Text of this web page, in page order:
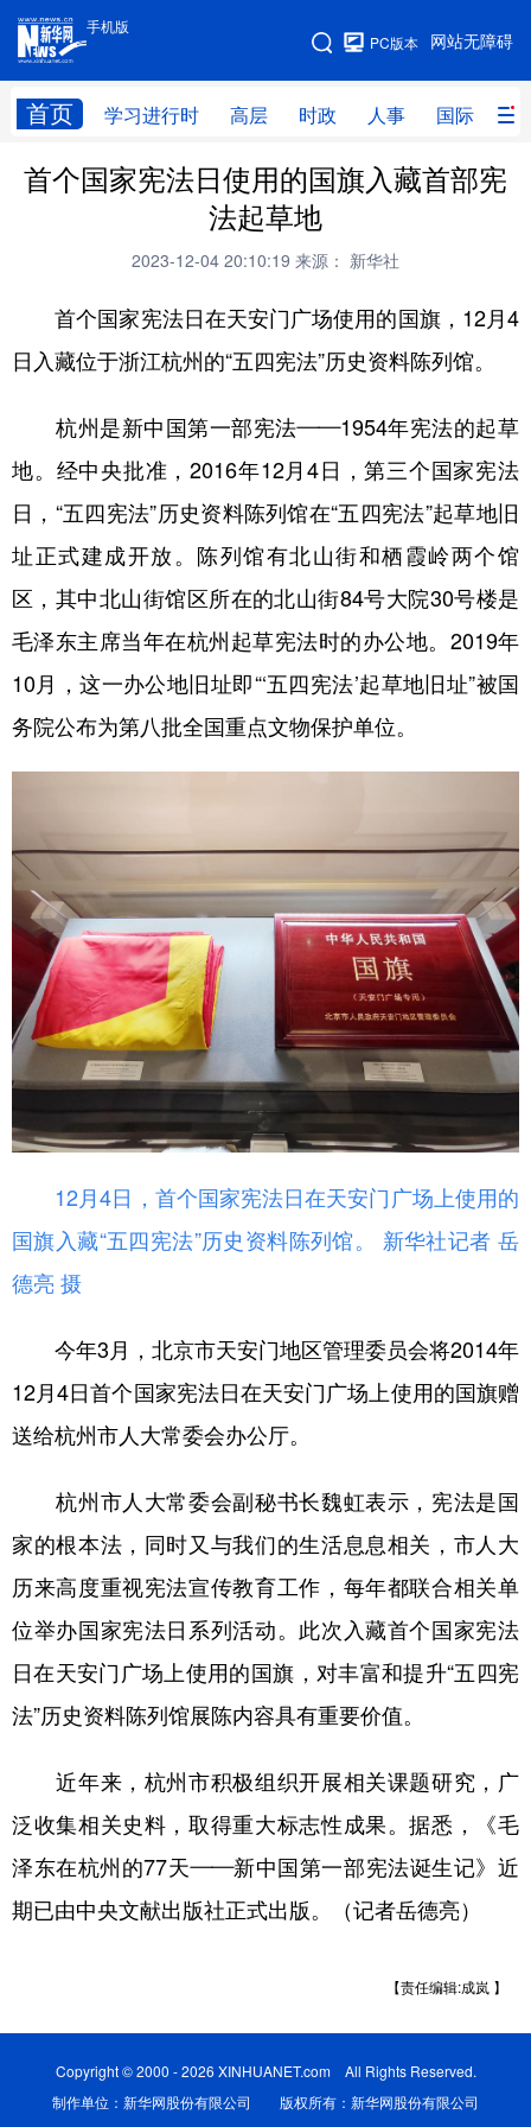
手机版
网站无障碍
PC版本
首页 学习进行时 高层 时政 人事 国际 财
手机版
网站地图
学习进行时 高层 时政 人事
财经 网评
科技 科创 量子 体育
文化 书画 军事
访谈 视频 图片 政务
法律 中央文件 金融 汽车
食品 人居 信息化 数字经济
彩票 娱乐 时尚 悦读
公益 一带一路 亚太网
文化产业
地方频道
北京 天津 河北 山西
辽宁 吉林 上海 江苏
浙江 安徽 福建 江西
山东 河南
广东 广西 海南 重庆
多语种频道
English Español Français عربى
Deutsch Português
首个国家宪法日使用的国旗入藏首部宪
法起草地
2023-12-04 20:10:19 来源： 新华社
首个国家宪法日在天安门广场使用的国旗，12月4
日入藏位于浙江杭州的“五四宪法”历史资料陈列馆。
杭州是新中国第一部宪法——1954年宪法的起草
地。经中央批准，2016年12月4日，第三个国家宪法
日，“五四宪法”历史资料陈列馆在“五四宪法”起草地旧
址正式建成开放。陈列馆有北山街和栖霞岭两个馆
区，其中北山街馆区所在的北山街84号大院30号楼是
毛泽东主席当年在杭州起草宪法时的办公地。2019年
10月，这一办公地旧址即“‘五四宪法’起草地旧址”被国
务院公布为第八批全国重点文物保护单位。
12月4日，首个国家宪法日在天安门广场上使用的
国旗入藏“五四宪法”历史资料陈列馆。 新华社记者 岳
德亮 摄
今年3月，北京市天安门地区管理委员会将2014年
12月4日首个国家宪法日在天安门广场上使用的国旗赠
送给杭州市人大常委会办公厅。
杭州市人大常委会副秘书长魏虹表示，宪法是国
家的根本法，同时又与我们的生活息息相关，市人大
历来高度重视宪法宣传教育工作，每年都联合相关单
位举办国家宪法日系列活动。此次入藏首个国家宪法
日在天安门广场上使用的国旗，对丰富和提升“五四宪
法”历史资料陈列馆展陈内容具有重要价值。
近年来，杭州市积极组织开展相关课题研究，广
泛收集相关史料，取得重大标志性成果。据悉，《毛
泽东在杭州的77天——新中国第一部宪法诞生记》近
期已由中央文献出版社正式出版。（记者岳德亮）
【责任编辑:成岚 】
Copyright © 2000 - 2026 XINHUANET.com All Rights Reserved.
制作单位：新华网股份有限公司 版权所有：新华网股份有限公司